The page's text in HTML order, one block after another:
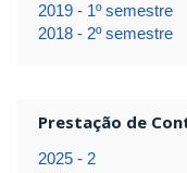
2019 - 1º semestre
2018 - 2º semestre
Prestação de
2025 - 2